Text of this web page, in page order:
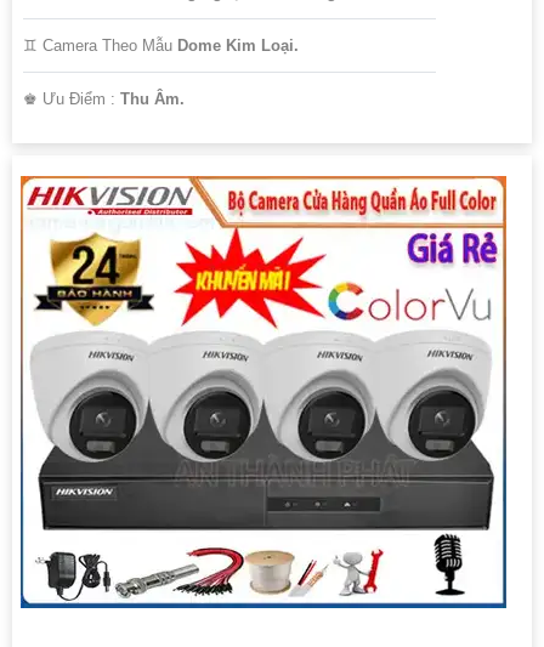
♊ Camera Theo Mẫu Dome Kim Loại.
️♚ Ưu Điểm : Thu Âm.